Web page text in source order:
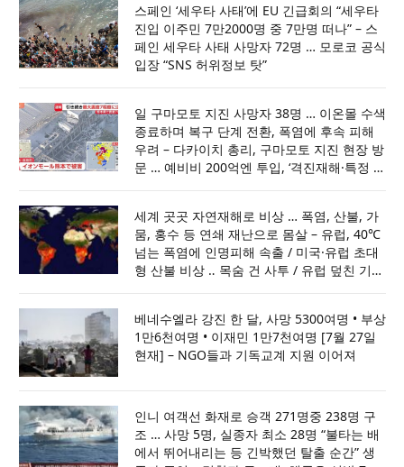
스페인 ‘세우타 사태’에 EU 긴급회의 “세우타
진입 이주민 7만2000명 중 7만명 떠나” – 스
페인 세우타 사태 사망자 72명 … 모로코 공식
입장 “SNS 허위정보 탓”
일 구마모토 지진 사망자 38명 … 이온몰 수색
종료하며 복구 단계 전환, 폭염에 후속 피해
우려 – 다카이치 총리, 구마모토 지진 현장 방
문 … 예비비 200억엔 투입, ‘격진재해·특정 비
세계 곳곳 자연재해로 비상 … 폭염, 산불, 가
뭄, 홍수 등 연쇄 재난으로 몸살 – 유럽, 40℃
넘는 폭염에 인명피해 속출 / 미국·유럽 초대
형 산불 비상 ‥ 목숨 건 사투 / 유럽 덮친 기록
베네수엘라 강진 한 달, 사망 5300여명 • 부상
1만6천여명 • 이재민 1만7천여명 [7월 27일
현재] – NGO들과 기독교계 지원 이어져
인니 여객선 화재로 승객 271명중 238명 구
조 … 사망 5명, 실종자 최소 28명 “불타는 배
에서 뛰어내리는 등 긴박했던 탈출 순간” 생